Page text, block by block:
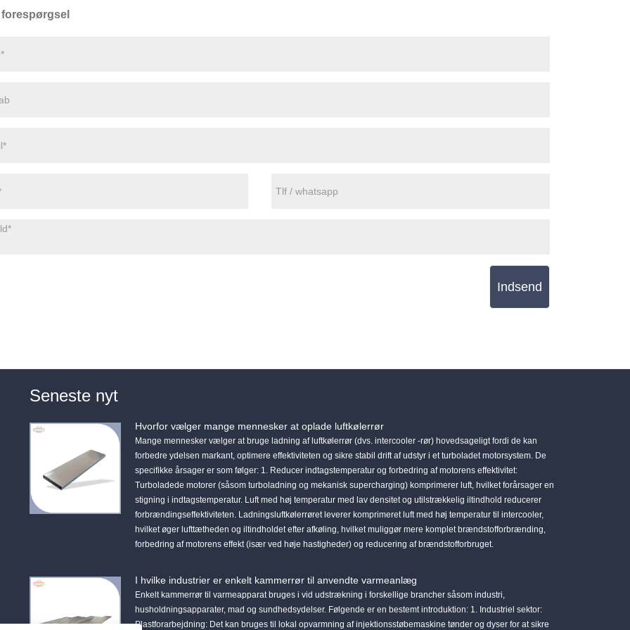
Indsend
Seneste nyt
Hvorfor vælger mange mennesker at oplade luftkølerrør
Mange mennesker vælger at bruge ladning af luftkølerrør (dvs. intercooler -rør) hovedsageligt fordi de kan
forbedre ydelsen markant, optimere effektiviteten og sikre stabil drift af udstyr i et turboladet motorsystem. De
specifikke årsager er som følger: 1. Reducer indtagstemperatur og forbedring af motorens effektivitet:
Turboladede motorer (såsom turboladning og mekanisk supercharging) komprimerer luft, hvilket forårsager en
stigning i indtagstemperatur. Luft med høj temperatur med lav densitet og utilstrækkelig iltindhold reducerer
forbrændingseffektiviteten. Ladningsluftkølerrøret leverer komprimeret luft med høj temperatur til intercooler,
hvilket øger lufttætheden og iltindholdet efter afkøling, hvilket muliggør mere komplet brændstofforbrænding,
forbedring af motorens effekt (især ved høje hastigheder) og reducering af brændstofforbruget.
I hvilke industrier er enkelt kammerrør til anvendte varmeanlæg
Enkelt kammerrør til varmeapparat bruges i vid udstrækning i forskellige brancher såsom industri,
husholdningsapparater, mad og sundhedsydelser. Følgende er en bestemt introduktion: 1. Industriel sektor:
Plastforarbejdning: Det kan bruges til lokal opvarmning af injektionsstøbemaskine tønder og dyser for at sikre